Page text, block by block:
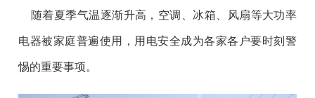
随着夏季气温逐渐升高，空调、冰箱、风扇等大功率
电器被家庭普遍使用，用电安全成为各家各户要时刻警
惕的重要事项。